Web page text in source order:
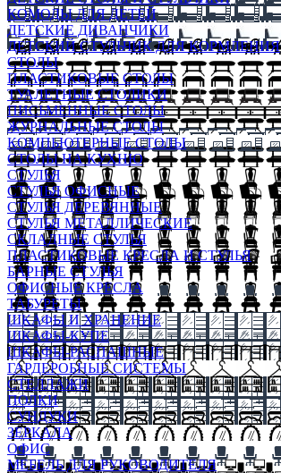
КОМОДЫ ДЛЯ ДЕТЕЙ
ДЕТСКИЕ ДИВАНЧИКИ
ДЕТСКИЙ СТУЛЬЧИК ДЛЯ КОРМЛЕНИЯ
СТОЛЫ
ПЛАСТИКОВЫЕ СТОЛЫ
ТУАЛЕТНЫЕ СТОЛИКИ
ПИСЬМЕННЫЕ СТОЛЫ
ЖУРНАЛЬНЫЕ СТОЛЫ
КОМПЬЮТЕРНЫЕ СТОЛЫ
СТОЛЫ НА КУХНЮ
СТУЛЬЯ
СТУЛЬЯ ОФИСНЫЕ
СТУЛЬЯ ДЕРЕВЯННЫЕ
СТУЛЬЯ МЕТАЛЛИЧЕСКИЕ
СКЛАДНЫЕ СТУЛЬЯ
ПЛАСТИКОВЫЕ КРЕСЛА И СТУЛЬЯ
БАРНЫЕ СТУЛЬЯ
ОФИСНЫЕ КРЕСЛА
ТАБУРЕТЫ
ШКАФЫ И ХРАНЕНИЕ
ШКАФЫ-КУПЕ
ШКАФЫ-РАСПАШНЫЕ
ГАРДЕРОБНЫЕ СИСТЕМЫ
СТЕЛЛАЖИ
ПОЛКИ
СУНДУКИ
ЗЕРКАЛА
ОФИС
МЕБЕЛЬ ДЛЯ РУКОВОДИТЕЛЯ